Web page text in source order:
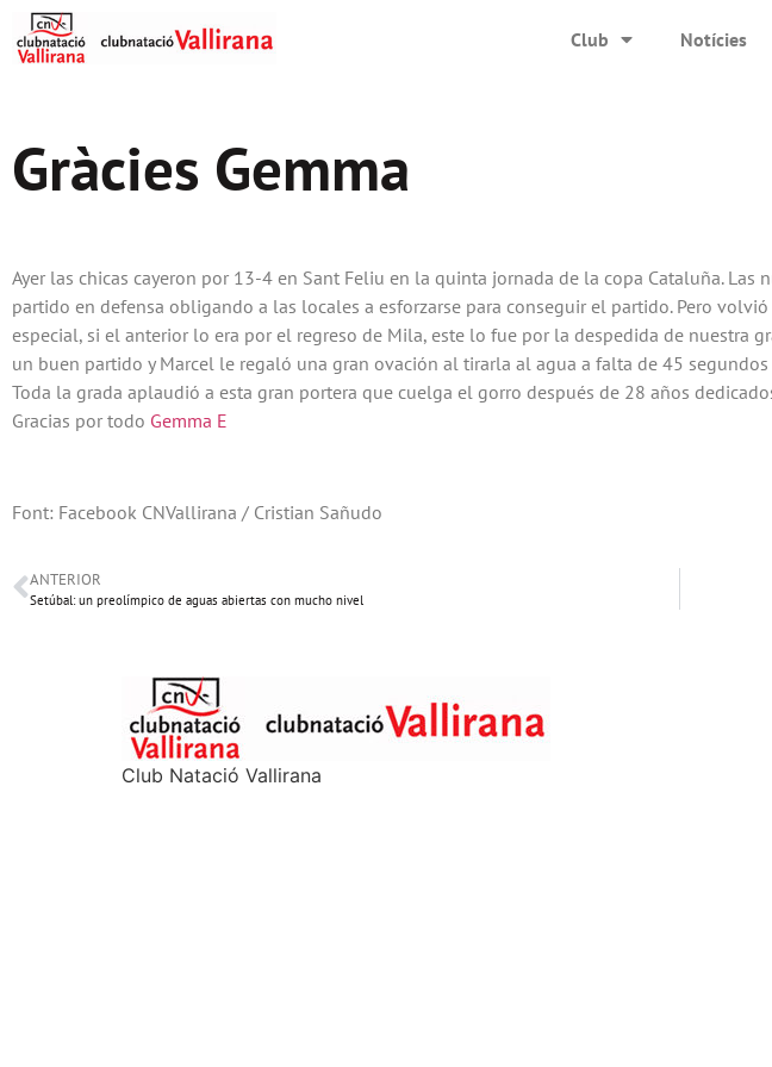
Club Notícies
Gràcies Gemma
Ayer las chicas cayeron por 13-4 en Sant Feliu en la quinta jornada de la copa Cataluña. Las
partido en defensa obligando a las locales a esforzarse para conseguir el partido. Pero
especial, si el anterior lo era por el regreso de Mila, este lo fue por la despedida de nuestra
un buen partido y Marcel le regaló una gran ovación al tirarla al agua a falta de 45
Toda la grada aplaudió a esta gran portera que cuelga el gorro después de 28 años
Gracias por todo Gemma E
Font: Facebook CNVallirana / Cristian Sañudo
ANTERIOR
Setúbal: un preolímpico de aguas abiertas con mucho nivel
Club Natació Vallirana